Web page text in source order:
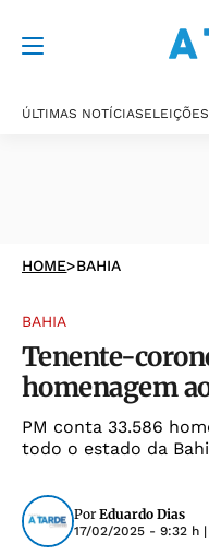
ÚLTIMAS NOTÍCIAS
HOME>BAHIA
BAHIA
Tenente-
homenagem
PM conta 33.586
todo o estado da
Por Eduardo Dias
17/02/2025 - 9:32 h